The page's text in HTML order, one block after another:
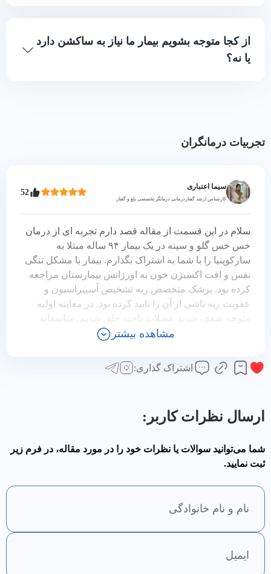
بیوتیکی خس خس گلو و سینه در صورتی که
ناشی از بیماری‌های باکتریایی و آسپراسیون
از کجا متوجه بشویم بیمار ما نیاز به ساکشن دارد
یا نه؟
همچنین ویزیت پزشک برای کسب تکلیف
ضروری می‌باشد.
تجربیات درمانگران
سیما اعتباری
کارشناس ارشد گفتاردرمانی درمانگر تخصصی بلع و گفتار
52
سلام در این قسمت از مقاله قصد دارم تجربه ای از درمان
خس خس گلو و سینه در یک بیمار ۹۴ ساله مبتلا به
سارکوپنیا را با شما به اشتراک بگذارم. بیمار با مشکل تنگی
نفس و افت اکسیژن خون به اورژانس بیمارستان مراجعه
کرده بود. پزشک متخصص ریه تشخیص آسپیراسیون و
عفونت ریه ناشی از آن را تایید کرده بود. در معاینه اولیه
متوجه ضعف شدید عضلات ناحیه حلق شدیم. متاسفانه
آسپیراسیون بیمار بسیار شدید بود و خس خس گلو و سینه
علائم پزشکی با درخواست از پزشک معالج، بیمار برای
انجام برونکوسکوپی درمانی راهی بخش اسکوپی شد. پس از
آسپیراسیون شدید آب و مواد غذایی، برای بیمار لوله ان جی
کمک کردیم که محافظت از مسیر هوایی بیمار به حداکثر
برسد. با حذف شدن علامت آسپراسیون در مواد غذایی نیمه
حداکثر رساندیم. پس از ایمن شدن بلع مایعات لوله ان جی
یافت. بیمار پس از حذف علامت خس خس گلو و سینه و
درمان مشکل بلع از بیمارستان مرخص شد و به صورت
مشاهده بیشتر
اشتراک گذاری:
ارسال نظرات کاربر:
شما می‌توانید سوالات یا نظرات خود را در مورد مقاله، در فرم زیر
ثبت نمایید.